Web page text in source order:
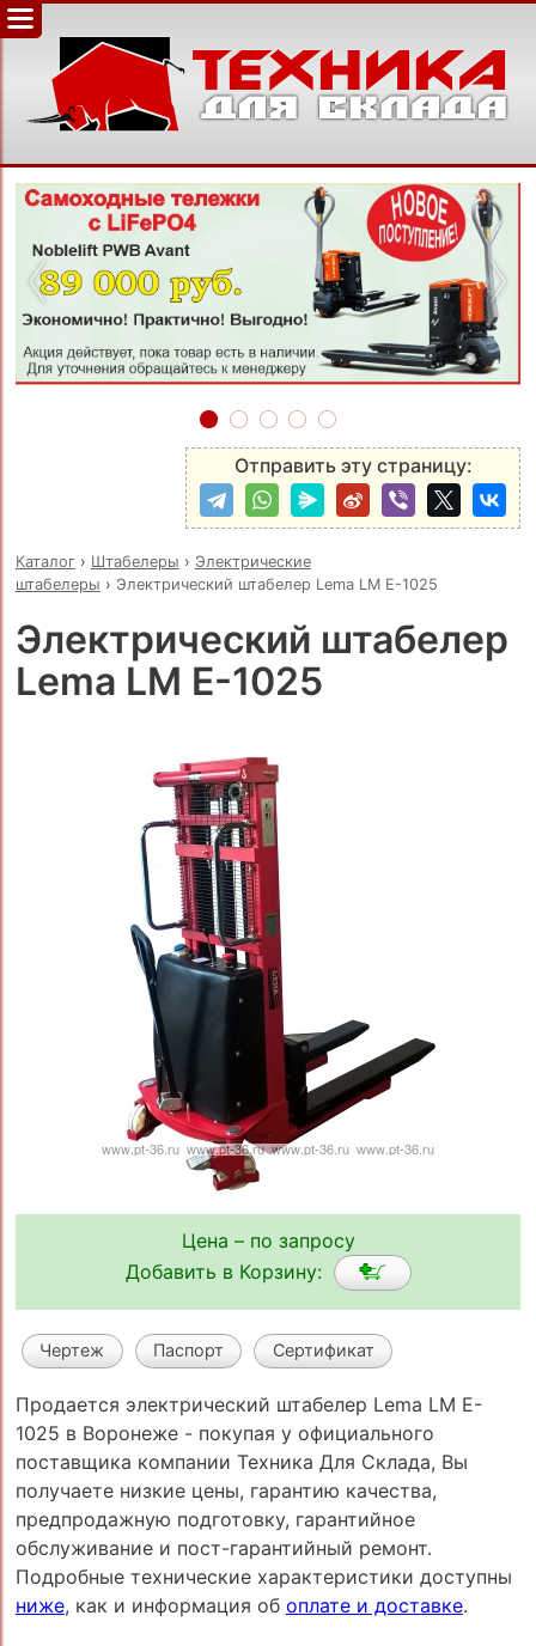
‹ ›
Отправить эту страницу:
Каталог› Штабелеры › Электрические
штабелеры › Электрический штабелер Lema LM E-1025
Электрический штабелер
Lema LM E-1025
Цена – по запросу
Добавить в Корзину:
Чертеж Паспорт Сертификат
Продается электрический штабелер Lema LM E-
1025 в Воронеже - покупая у официального
поставщика компании Техника Для Склада, Вы
получаете низкие цены, гарантию качества,
предпродажную подготовку, гарантийное
обслуживание и пост-гарантийный ремонт.
Подробные технические характеристики доступны
ниже, как и информация об оплате и доставке.